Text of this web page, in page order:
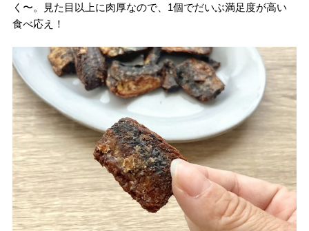
く〜。見た目以上に肉厚なので、1個でだいぶ満足度が高い
食べ応え！